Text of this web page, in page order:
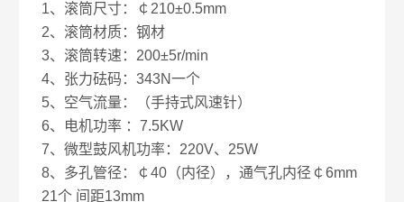
1、滚筒尺寸：￠210±0.5mm
2、滚筒材质：钢材
3、滚筒转速：200±5r/min
4、张力砝码：343N一个
5、空气流量：（手持式风速针）
6、电机功率 ：7.5KW
7、微型鼓风机功率：220V、25W
8、多孔管径：￠40（内径），通气孔内径￠6mm
21个 间距13mm